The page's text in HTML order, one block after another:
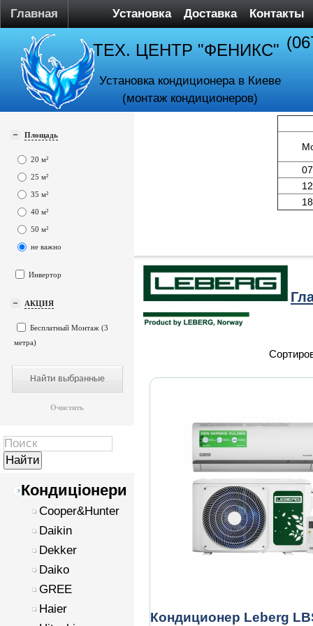
Главная Установка Доставка Контакты
ТЕХ. ЦЕНТР "ФЕНИКС"
Установка кондиционера в Киеве
(монтаж кондиционеров)
Площадь
20 м²
25 м²
35 м²
40 м²
50 м²
не важно
Инвертор
АКЦИЯ
Бесплатный Монтаж (3
метра)
Очистить
Кондиціонери
Cooper&Hunter
Daikin
Dekker
Daiko
GREE
Haier
Кондиционер Leberg